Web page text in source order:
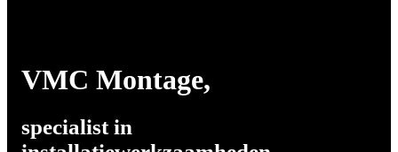
VMC Montage,
specialist in